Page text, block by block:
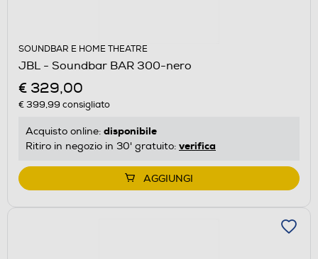
SOUNDBAR E HOME THEATRE
JBL - Soundbar BAR 300-nero
€ 329,00
€ 399,99 consigliato
Acquisto online: disponibile
Ritiro in negozio in 30' gratuito: verifica
AGGIUNGI